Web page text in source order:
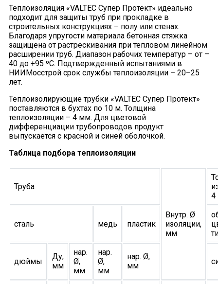
Теплоизоляция «VALTEC Супер Протект» идеально
подходит для защиты труб при прокладке в
строительных конструкциях – полу или стенах.
Благодаря упругости материала бетонная стяжка
защищена от растрескивания при тепловом линейном
расширении труб. Диапазон рабочих температур – от –
40 до +95 ºС. Подтвержденный испытаниями в
НИИМосстрой срок службы теплоизоляции – 20–25
лет.
Теплоизолирующие трубки «VALTEC Супер Протект»
поставляются в бухтах по 10 м. Толщина
теплоизоляции – 4 мм. Для цветовой
дифференциации трубопроводов продукт
выпускается с красной и синей оболочкой.
Таблица подбора теплоизоляции
Труба
Внутр. Ø
изоляции,
мм
4
сталь медь пластик
дюймы
Ду,
мм
нар.
Ø,
мм
нар.
Ø,
мм
нар. Ø,
мм